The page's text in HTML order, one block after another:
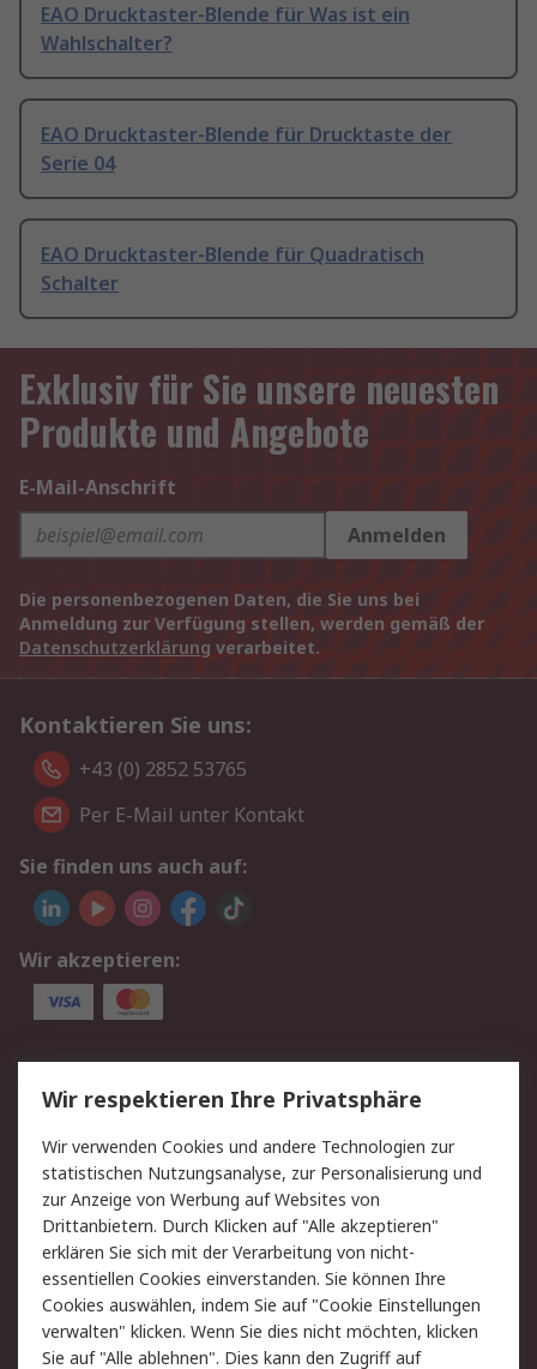
EAO Drucktaster-Blende für Was ist ein
Wahlschalter?
EAO Drucktaster-Blende für Drucktaste der
Serie 04
EAO Drucktaster-Blende für Quadratisch
Schalter
Exklusiv für Sie unsere neuesten
Produkte und Angebote
E-Mail-Anschrift
Anmelden
Die personenbezogenen Daten, die Sie uns bei
Anmeldung zur Verfügung stellen, werden gemäß der
Datenschutzerklärung verarbeitet.
Kontaktieren Sie uns:
+43 (0) 2852 53765
Per E-Mail unter Kontakt
Sie finden uns auch auf:
Wir akzeptieren:
Service
Value Added Services
Lieferlösungen
Rücksendung/Entsorgung Kontakt
Hilfe
Rechtliches
RS Verkaufs- und
Lieferbedingungen
Datenschutz
Cookie-Richtlinie Zahlungsbedingungen
Wir respektieren Ihre Privatsphäre
Wir verwenden Cookies und andere Technologien zur
statistischen Nutzungsanalyse, zur Personalisierung und
zur Anzeige von Werbung auf Websites von
Drittanbietern. Durch Klicken auf "Alle akzeptieren"
erklären Sie sich mit der Verarbeitung von nicht-
essentiellen Cookies einverstanden. Sie können Ihre
Cookies auswählen, indem Sie auf "Cookie Einstellungen
verwalten" klicken. Wenn Sie dies nicht möchten, klicken
Sie auf "Alle ablehnen". Dies kann den Zugriff auf